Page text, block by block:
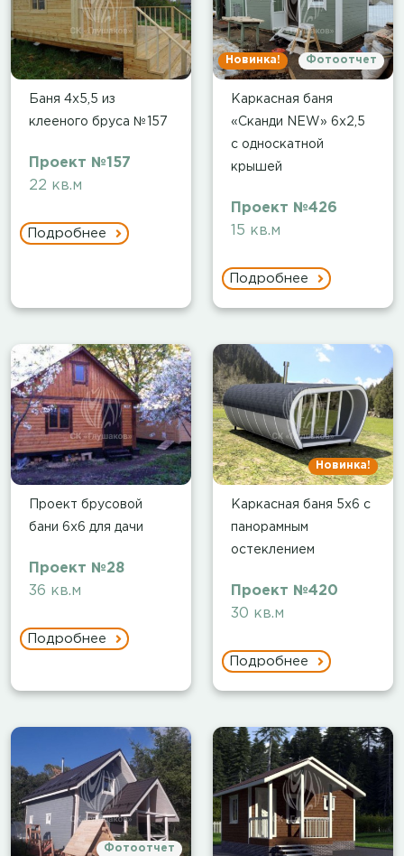
Баня 4х5,5 из
клееного бруса №157
Проект №157
22 кв.м
Подробнее
Новинка! Фотоотчет
Каркасная баня
«Сканди NEW» 6х2,5
с односкатной
крышей
Проект №426
15 кв.м
Подробнее
Проект брусовой
бани 6х6 для дачи
Проект №28
36 кв.м
Подробнее
Новинка!
Каркасная баня 5х6 с
панорамным
остеклением
Проект №420
30 кв.м
Подробнее
Фотоотчет